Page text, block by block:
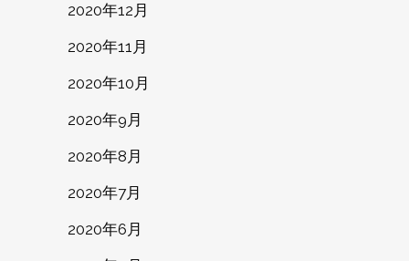
2020年12月
2020年11月
2020年10月
2020年9月
2020年8月
2020年7月
2020年6月